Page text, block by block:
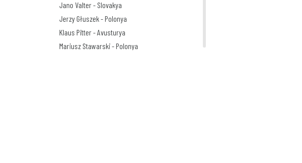
Jano Valter - Slovakya
Jerzy Głuszek - Polonya
Klaus Pitter - Avusturya
Mariusz Stawarski - Polonya